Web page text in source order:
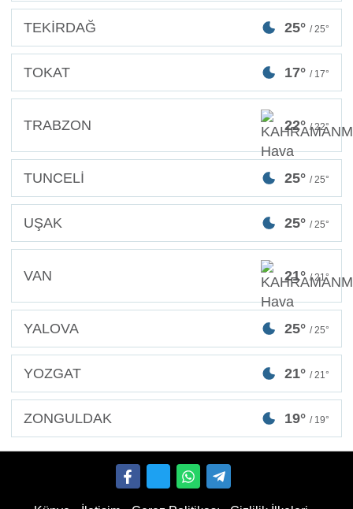
TEKİRDAĞ 25° / 25°
TOKAT 17° / 17°
TRABZON 22° / 22°
TUNCELİ 25° / 25°
UŞAK 25° / 25°
VAN 21° / 21°
YALOVA 25° / 25°
YOZGAT 21° / 21°
ZONGULDAK 19° / 19°